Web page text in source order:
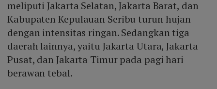
meliputi Jakarta Selatan, Jakarta Barat, dan
Kabupaten Kepulauan Seribu turun hujan
dengan intensitas ringan. Sedangkan tiga
daerah lainnya, yaitu Jakarta Utara, Jakarta
Pusat, dan Jakarta Timur pada pagi hari
berawan tebal.